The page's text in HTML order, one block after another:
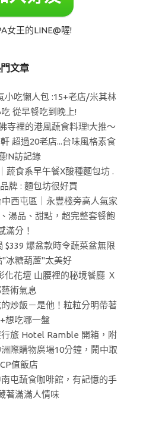
女王的LINE@喔!
文章
小吃懶人包 :15+老店/米其林
從早餐吃到晚上!
寺裡的港風蔬食料理!大推～
超過20老店...台味風格素食
!N訪記錄
蔬食系早午餐X酸種麵包坊 .
牌 : 麵包坊很好買
西屯區｜永豐棧旁高人氣家
湯品、甜點，超完整套餐飽
滿分！
$339 爆盆款時令蔬菜盆無限
冰糖葫蘆"太美好
花壇 山腰裡的秘境餐廳 Ｘ
術氣息
炒飯－是他！粒粒分明帶著
想吃哪一盤
旅 Hotel Ramble 開箱，附
際購物廣場10分鐘，鬧中取
值飯店
屯蔬食咖啡館，有記憶的手
著滿滿人情味